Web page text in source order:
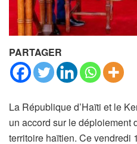
PARTAGER
La République d’Haïti et le
un accord sur le déploiement
territoire haïtien. Ce vendredi